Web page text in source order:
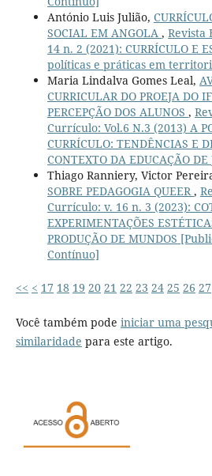
António Luis Julião,
SOCIAL EM ANGOLA , Revista
14 n. 2 (2021): CURRÍCULO E
políticas e práticas em
Maria Lindalva Gomes Leal,
CURRICULAR DO PROEJA DO
PERCEPÇÃO DOS ALUNOS ,
Currículo: Vol.6 N.3 (2013) A
CURRÍCULO: TENDÊNCIAS E
CONTEXTO DA EDUCAÇÃO DE
Thiago Ranniery, Victor
SOBRE PEDAGOGIA QUEER ,
Currículo: v. 16 n. 3 (2023):
EXPERIMENTAÇÕES
PRODUÇÃO DE MUNDOS
Contínuo]
<< < 17 18 19 20 21 22 23 24 25 26 27
Você também pode iniciar uma
similaridade para este artigo.